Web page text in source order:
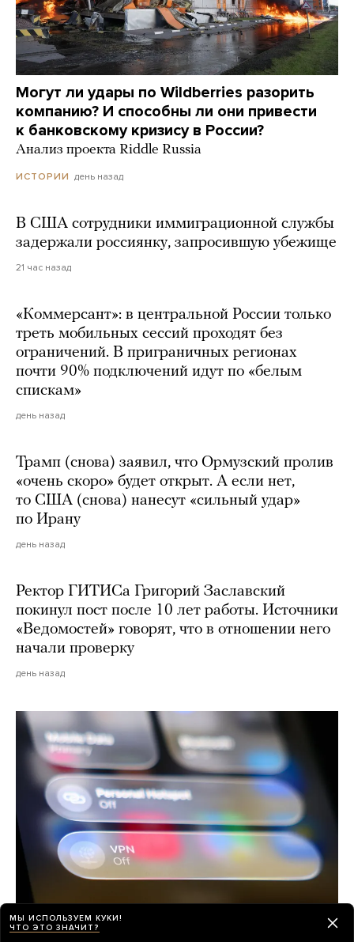
Могут ли удары по Wildberries разорить
компанию? И способны ли они привести
к банковскому кризису в России?
Анализ проекта Riddle Russia
ИСТОРИИ день назад
В США сотрудники иммиграционной службы
задержали россиянку, запросившую убежище
21 час назад
«Коммерсант»: в центральной России только
треть мобильных сессий проходят без
ограничений. В приграничных регионах
почти 90% подключений идут по «белым
спискам»
день назад
Трамп (снова) заявил, что Ормузский пролив
«очень скоро» будет открыт. А если нет,
то США (снова) нанесут «сильный удар»
по Ирану
день назад
Ректор ГИТИСа Григорий Заславский
покинул пост после 10 лет работы. Источники
«Ведомостей» говорят, что в отношении него
начали проверку
день назад
МЫ ИСПОЛЬЗУЕМ КУКИ!
ЧТО ЭТО ЗНАЧИТ?